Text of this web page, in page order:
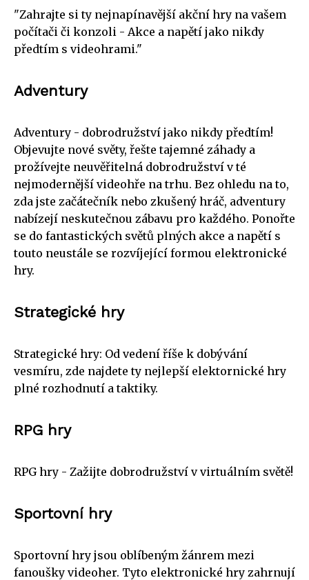
"Zahrajte si ty nejnapínavější akční hry na vašem
počítači či konzoli - Akce a napětí jako nikdy
předtím s videohrami."
Adventury
Adventury - dobrodružství jako nikdy předtím!
Objevujte nové světy, řešte tajemné záhady a
prožívejte neuvěřitelná dobrodružství v té
nejmodernější videohře na trhu. Bez ohledu na to,
zda jste začátečník nebo zkušený hráč, adventury
nabízejí neskutečnou zábavu pro každého. Ponořte
se do fantastických světů plných akce a napětí s
touto neustále se rozvíjející formou elektronické
hry.
Strategické hry
Strategické hry: Od vedení říše k dobývání
vesmíru, zde najdete ty nejlepší elektornické hry
plné rozhodnutí a taktiky.
RPG hry
RPG hry - Zažijte dobrodružství v virtuálním světě!
Sportovní hry
Sportovní hry jsou oblíbeným žánrem mezi
fanoušky videoher. Tyto elektronické hry zahrnují